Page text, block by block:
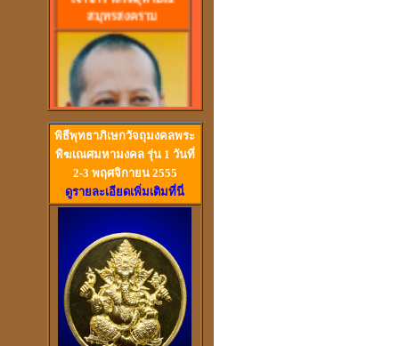
สมุทรสงคราม
วัดสวนหงส์ สุพรรณบุรี
พิธีพุทธาภิเษกวัจถุมงคลพระ
พิฆเณศมหามงคล รุ่น 1 วันที่
2-3 พฤศจิกายน 2555
ดูรายละเอียดเพิ่มเติมที่นี่